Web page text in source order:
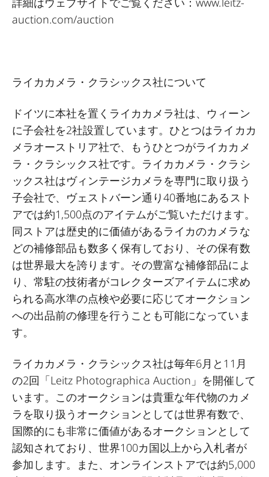
auction.com/auction
ライカカメラ・クラシックス社について
ドイツに本社を置くライカカメラ社は、ウィーン
に子会社を2社設置しています。ひとつはライカカ
メラオーストリア社で、もうひとつがライカカメ
ラ・クラシックス社です。ライカカメラ・クラシ
ックス社はヴィンテージカメラを専門に取り扱う
子会社で、ヴェストバーン通り40番地にあるスト
アでは約1,500点のアイテムがご覧いただけます。
同ストアは歴史的に価値があるライカのカメラな
どの補修部品も数多く保有しており、その保有数
は世界最大を誇ります。その豊富な補修部品によ
り、常駐の技術者がコレクターズアイテムに求め
られる高水準の点検や必要に応じてオークション
への出品前の修理を行うことも可能になっていま
す。
ライカカメラ・クラシックス社は毎年6月と11月
の2回「Leitz Photographica Auction」を開催して
います。このオークションは貴重な年代物のカメ
ラを取り扱うオークションとしては世界有数で、
国際的にも非常に価値があるオークションとして
認知されており、世界100カ国以上から入札者が
参加します。また、オンラインストアでは約5,000